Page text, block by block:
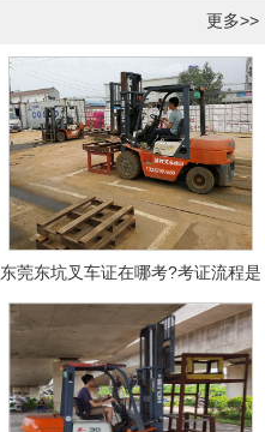
更多>>
东莞东坑叉车证在哪考?考证流程是
什么?需要什么资料?